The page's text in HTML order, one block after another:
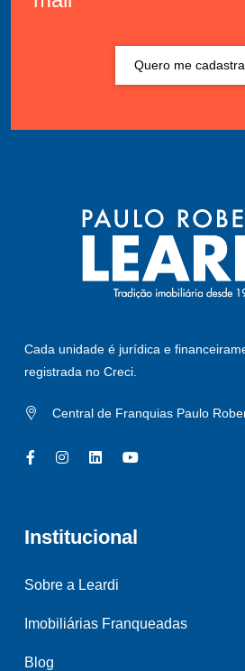
Quero me
Cada unidade é jurídica e
registrada no Creci.
Central de Franquias Paulo
Institucional
Sobre a Leardi
Imobiliárias Franqueadas
Blog